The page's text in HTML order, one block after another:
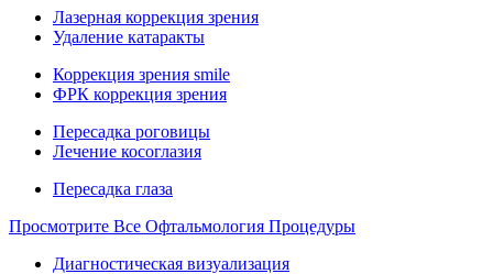
Лазерная коррекция зрения
Удаление катаракты
Коррекция зрения smile
ФРК коррекция зрения
Пересадка роговицы
Лечение косоглазия
Пересадка глаза
Просмотрите Все Офтальмология Процедуры
Диагностическая визуализация